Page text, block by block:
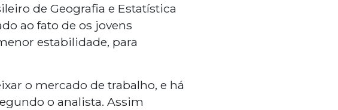
de Geografia e Estatística
ao fato de os jovens
estabilidade, para
o mercado de trabalho, e há
o analista. Assim